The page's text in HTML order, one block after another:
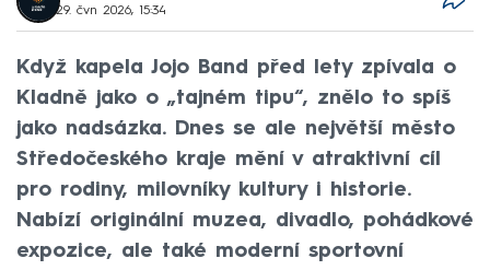
29. čvn 2026, 15:34
Když kapela Jojo Band před lety zpívala o
Kladně jako o „tajném tipu“, znělo to spíš
jako nadsázka. Dnes se ale největší město
Středočeského kraje mění v atraktivní cíl
pro rodiny, milovníky kultury i historie.
Nabízí originální muzea, divadlo, pohádkové
expozice, ale také moderní sportovní